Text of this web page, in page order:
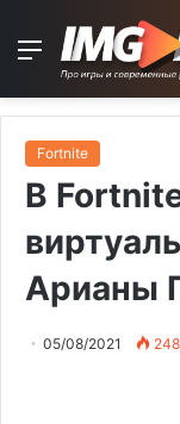
Menu
Fortnite
В
Арианы
05/08/2021 248